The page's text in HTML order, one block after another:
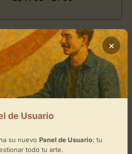
Carders
Maxó Carders
×
×
de Usuario
su nuevo Panel de Usuario: tu
todo tu arte.